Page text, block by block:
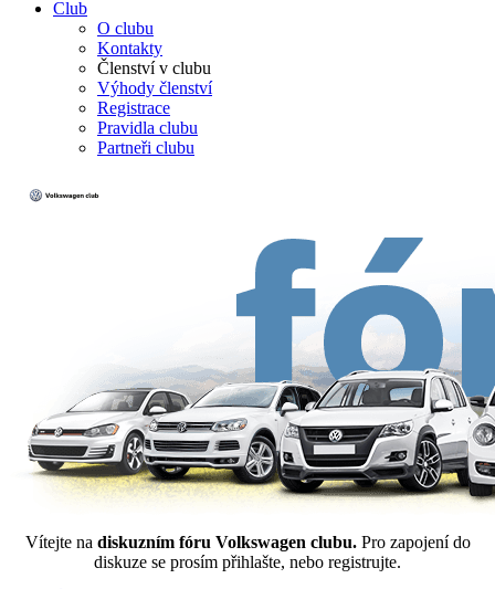
Club
O clubu
Kontakty
Členství v clubu
Výhody členství
Registrace
Pravidla clubu
Partneři clubu
Vítejte na diskuzním fóru Volkswagen clubu. Pro zapojení do
diskuze se prosím přihlašte, nebo registrujte.